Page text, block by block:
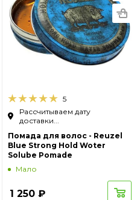
5
Рассчитываем дату
доставки...
Помада для волос - Reuzel
Blue Strong Hold Woter
Solube Pomade
Мало
1 250 ₽